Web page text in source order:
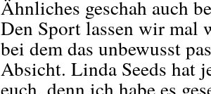
Ähnliches geschah auch
Den Sport lassen wir mal
bei dem das unbewusst
Absicht. Linda Seeds hat
euch, denn ich habe es